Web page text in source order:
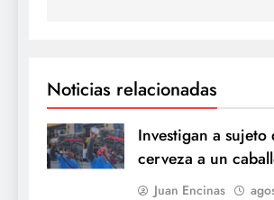
Noticias relacionadas
Investigan a
cerveza a un
Juan Encinas